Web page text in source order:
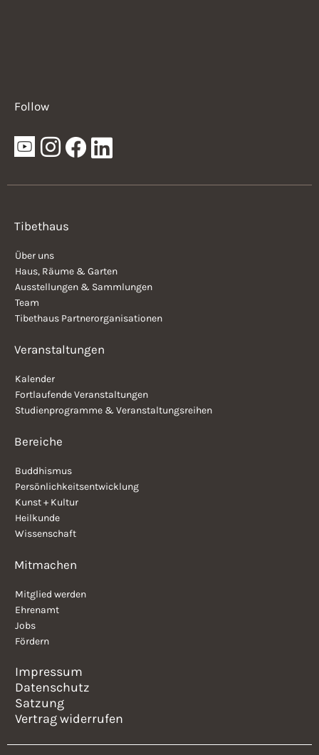
Follow
Tibethaus
Über uns
Haus, Räume & Garten
Ausstellungen & Sammlungen
Team
Tibethaus Partnerorganisationen
Veranstaltungen
Kalender
Fortlaufende Veranstaltungen
Studienprogramme & Veranstaltungsreihen
Bereiche
Buddhismus
Persönlichkeitsentwicklung
Kunst + Kultur
Heilkunde
Wissenschaft
Mitmachen
Mitglied werden
Ehrenamt
Jobs
Fördern
Impressum
Datenschutz
Satzung
Vertrag widerrufen